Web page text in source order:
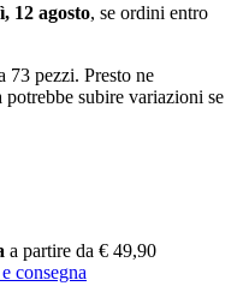
12 agosto, se ordini entro
73 pezzi. Presto ne
subire variazioni se
a partire da € 49,90
consegna